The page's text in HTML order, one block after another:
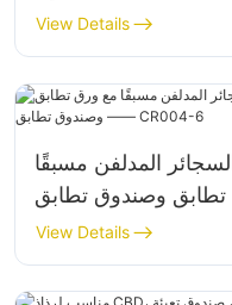
View Details
المدلفن مسبقًا
وصندوق تطابق ——
CR004-6
View Details